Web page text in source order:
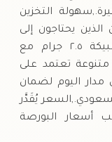
التخزين
الذين يحتاجون إلى
مرونة في نقل الذهب.,يمكن دمج سبيكة ٢.٥ جرام مع
تعتمد على
مدار اليوم لضمان
يُقَدَّر
أسعار البورصة